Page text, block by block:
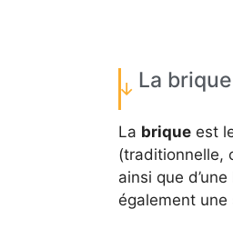
La brique
La briqueest
(traditionnelle,
ainsi que d’une
également une